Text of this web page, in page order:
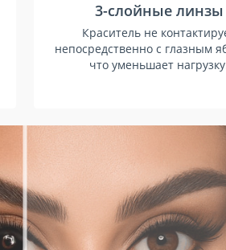
3-слойные линзы
Краситель не
непосредственно с глазным
что уменьшает